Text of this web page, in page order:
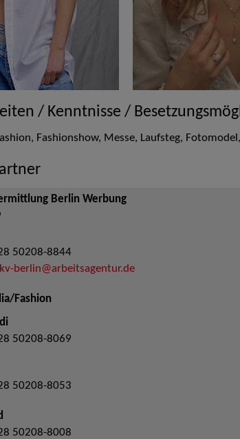
/ Kenntnisse /
Fashionshow, Messe, Laufsteg,
Berlin Werbung
50208-8844
berlin@arbeitsagentur.de
Fashion
50208-8069
50208-8053
50208-8008